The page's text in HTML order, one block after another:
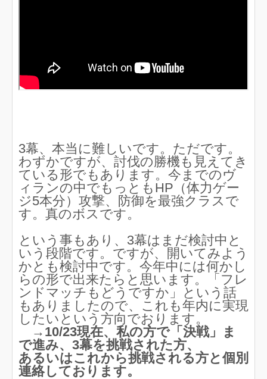
3幕、本当に難しいです。ただです。
わずかですが、討伐の勝機も見えてき
ている形でもあります。今までのヴ
ィランの中でもっともHP（体力ゲー
ジ5本分）攻撃、防御を最強クラスで
す。真のボスです。
という事もあり、3幕はまだ検討中と
いう段階です。ですが、開いてみよう
かとも検討中です。今年中には何かし
らの形で出来たらと思います。「フレ
ンドマッチもどうですか」という話
もありましたので、これも年内に実現
したいという方向でおります。
→10/23現在、私の方で「決戦」ま
で進み、3幕を挑戦された方、
あるいはこれから挑戦される方と個別
連絡しております。